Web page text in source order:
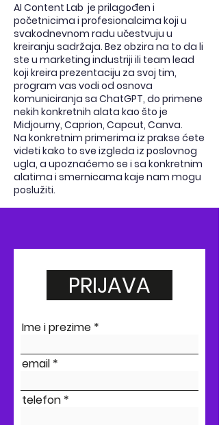
AI Content Lab je prilagođen i
početnicima i profesionalcima koji u
svakodnevnom radu učestvuju u
kreiranju sadržaja. Bez obzira na to da li
ste u marketing industriji ili team lead
koji kreira prezentaciju za svoj tim,
program vas vodi od osnova
komuniciranja sa ChatGPT, do primene
nekih konkretnih alata kao što je
Midjourny, Caprion, Capcut, Canva.
Na konkretnim primerima iz prakse ćete
videti kako to sve izgleda iz poslovnog
ugla, a upoznaćemo se i sa konkretnim
alatima i smernicama kaje nam mogu
poslužiti.
PRIJAVA
Ime i prezime
email
telefon